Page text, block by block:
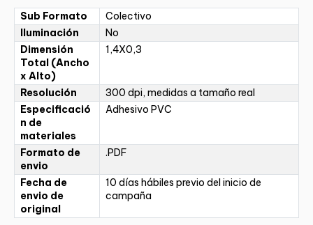
Sub Formato
Colectivo
Iluminación
No
Dimensión
Total (Ancho
x Alto)
1,4X0,3
Resolución
300 dpi, medidas a tamaño real
Especificació
n de
materiales
Adhesivo PVC
Formato de
envio
.PDF
Fecha de
envio de
original
10 días hábiles previo del inicio de
campaña